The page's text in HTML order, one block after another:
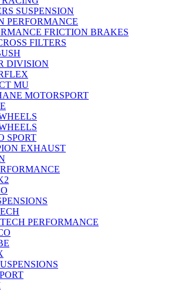
SUSPENSION
PERFORMANCE
FRICTION BRAKES
FILTERS
DIVISION
MU
MOTORSPORT
SPORT
EXHAUST
PERFORMANCE